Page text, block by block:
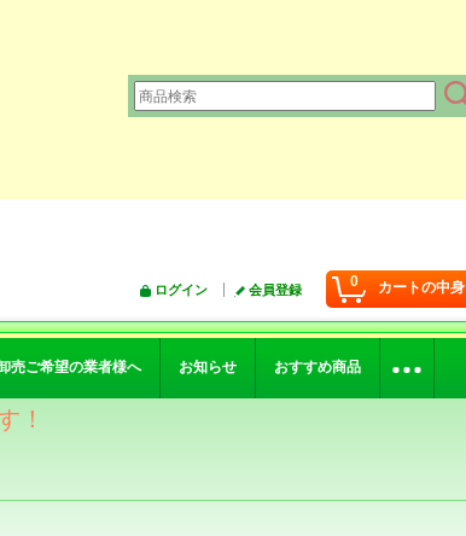
0 カートの中身
ログイン 会員登録
売ご希望の業者様へ お知らせ おすすめ商品
！